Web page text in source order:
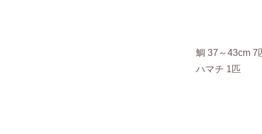
鯛 37～43cm 7
ハマチ 1匹